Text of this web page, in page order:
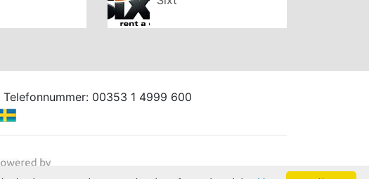
00353 1 4999 600